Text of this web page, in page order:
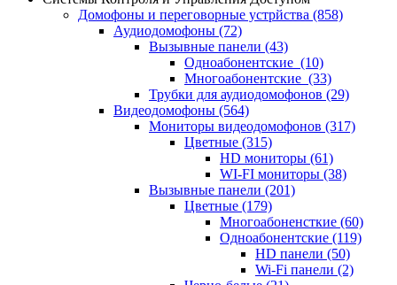
Домофоны и переговорные устрйства (858)
Аудиодомофоны (72)
Вызывные панели (43)
Одноабонентские (10)
Многоабонентские (33)
Трубки для аудиодомофонов (29)
Видеодомофоны (564)
Мониторы видеодомофонов (317)
Цветные (315)
HD мониторы (61)
WI-FI мониторы (38)
Вызывные панели (201)
Цветные (179)
Многоабоненсткие (60)
Одноабонентские (119)
HD панели (50)
Wi-Fi панели (2)